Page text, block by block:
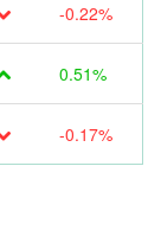
-0.22%
0.51%
-0.17%